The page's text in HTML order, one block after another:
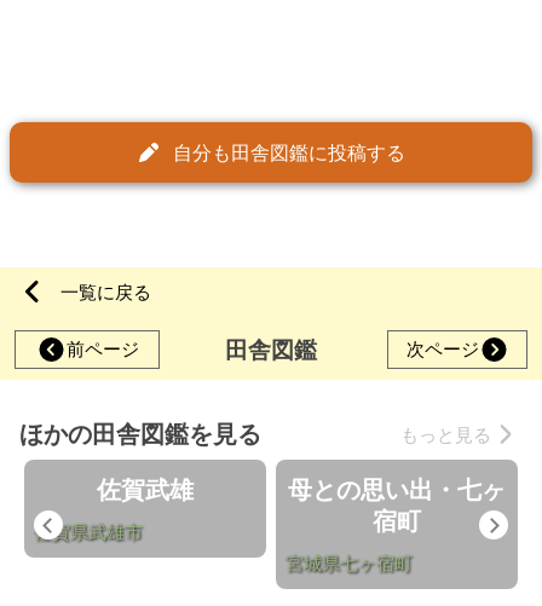
自分も田舎図鑑に投稿する
一覧に戻る
前ページ 田舎図鑑 次ページ
ほかの田舎図鑑を見る もっと見る
Previous
佐賀武雄
佐賀県武雄市
母との思い出・七ヶ
宿町
宮城県七ヶ宿町